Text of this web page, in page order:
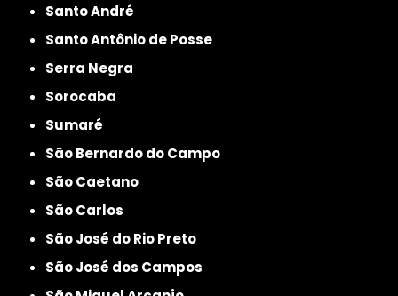
Santo André
Santo Antônio de Posse
Serra Negra
Sorocaba
Sumaré
São Bernardo do Campo
São Caetano
São Carlos
São José do Rio Preto
São José dos Campos